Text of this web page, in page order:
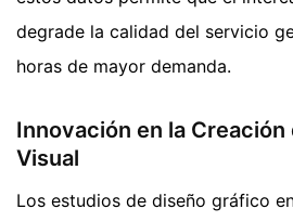
degrade la calidad del servicio
horas de mayor demanda.
Innovación en la
Visual
Los estudios de diseño gráfico